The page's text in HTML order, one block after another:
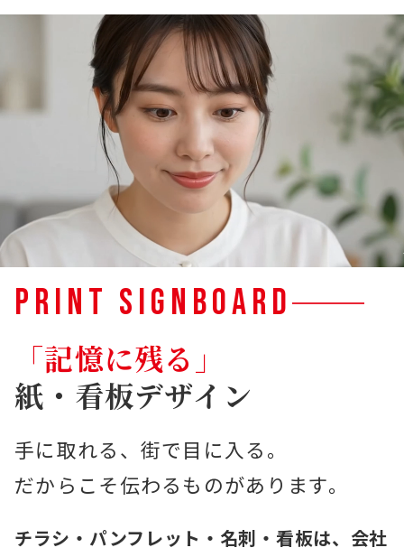
PRINT SIGNBOARD
「記憶に残る」
紙・看板デザイン
手に取れる、街で目に入る。
だからこそ伝わるものがあります。
チラシ・パンフレット・名刺・看板は、会社